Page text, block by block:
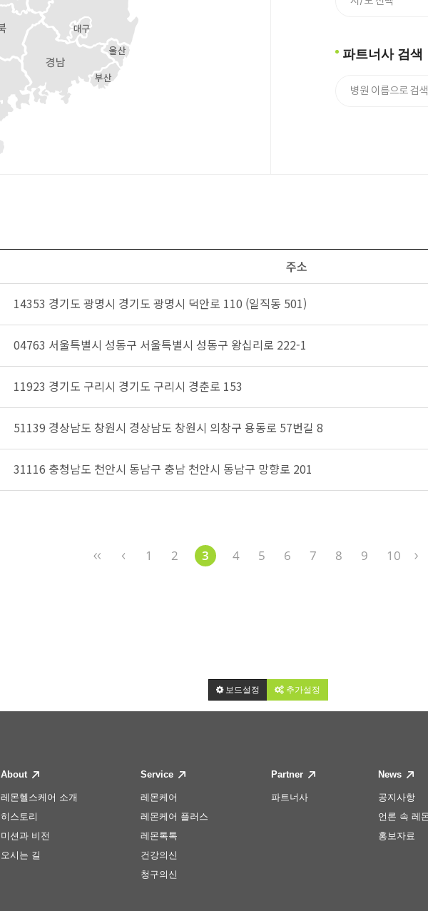
파트너사 검색
주소
14353 경기도 광명시 경기도 광명시 덕안로 110 (일직동 501)
04763 서울특별시 성동구 서울특별시 성동구 왕십리로 222-1
11923 경기도 구리시 경기도 구리시 경춘로 153
51139 경상남도 창원시 경상남도 창원시 의창구 용동로 57번길 8
31116 충청남도 천안시 동남구 충남 천안시 동남구 망향로 201
1 2 3 4 5 6 7 8 9 10
보드설정 추가설정
About
레몬헬스케어 소개
히스토리
미션과 비전
오시는 길
Service
레몬케어
레몬케어 플러스
레몬톡톡
건강의신
청구의신
Partner
파트너사
News
공지사항
언론 속 레
홍보자료